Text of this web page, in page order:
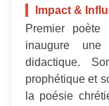
Impact &
Premier poète
inaugure
didactique.
prophétique et
la poésie